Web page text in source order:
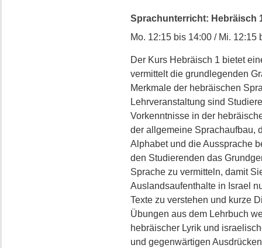
Sprachunterricht: Hebräisch
Mo. 12:15 bis 14:00 / Mi.
Der Kurs Hebräisch 1 bietet
vermittelt die grundlegenden
Merkmale der hebräischen
Lehrveranstaltung sind
Vorkenntnisse in der
der allgemeine Sprachaufbau,
Alphabet und die Aussprache
den Studierenden das
Sprache zu vermitteln, damit
Auslandsaufenthalte in Israel
Texte zu verstehen und kurze
Übungen aus dem Lehrbuch
hebräischer Lyrik und
und gegenwärtigen